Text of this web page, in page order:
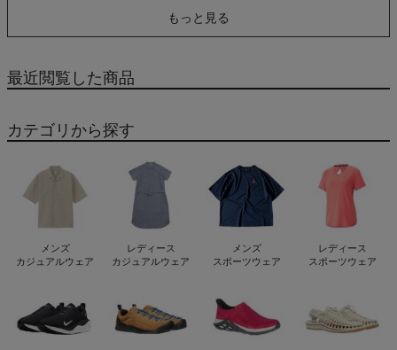
もっと見る
最近閲覧した商品
カテゴリから探す
メンズ
カジュアルウェア
レディース
カジュアルウェア
メンズ
スポーツウェア
レディース
スポーツウェア